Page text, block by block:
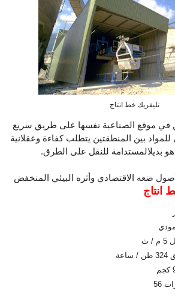
تليفريك خط انتاج
في موقع الصناعية نفسها على طريق سريع
للمواد بين المنطقتين يتطلب كفاءة وعقلانية
هو بديلالمستدامة للنقل على الطرق.
ضعه الاقتصادي وأثره البيئي المنخفض
انتاج
/ ث
56